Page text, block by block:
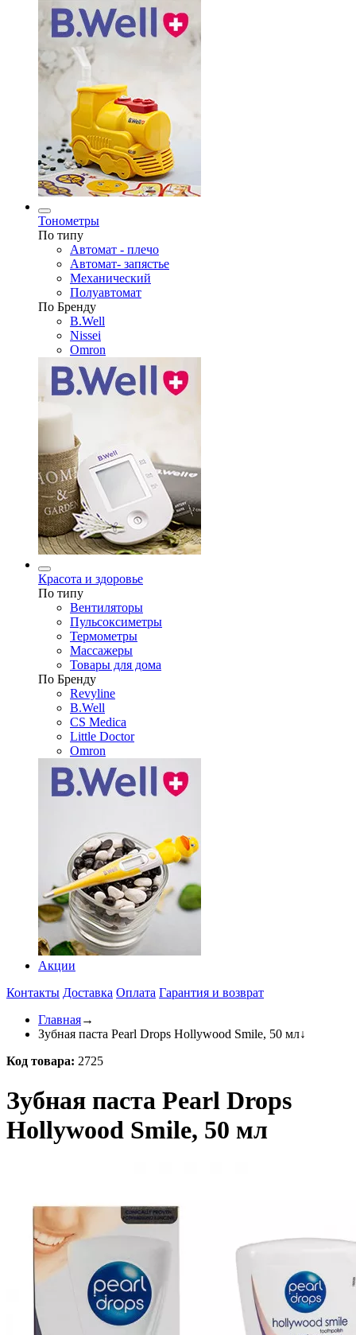
Тонометры
По типу
Автомат - плечо
Автомат- запястье
Механический
Полуавтомат
По Бренду
B.Well
Nissei
Omron
Красота и здоровье
По типу
Вентиляторы
Пульсоксиметры
Термометры
Массажеры
Товары для дома
По Бренду
Revyline
B.Well
CS Medica
Little Doctor
Omron
Акции
Контакты Доставка Оплата Гарантия и возврат
Главная→
Зубная паста Pearl Drops Hollywood Smile, 50 мл↓
Код товара: 2725
Зубная паста Pearl Drops
Hollywood Smile, 50 мл